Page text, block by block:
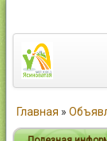
Город
Главная »